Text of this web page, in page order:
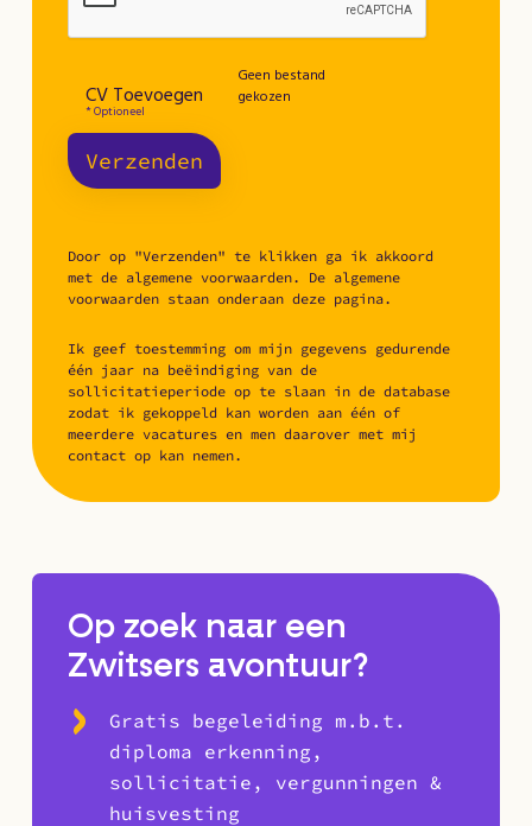
CV Toevoegen
Geen bestand
gekozen
Verzenden
* Optioneel
Door op "Verzenden" te klikken ga ik akkoord
met de algemene voorwaarden. De algemene
voorwaarden staan onderaan deze pagina.
Ik geef toestemming om mijn gegevens gedurende
één jaar na beëindiging van de
sollicitatieperiode op te slaan in de database
zodat ik gekoppeld kan worden aan één of
meerdere vacatures en men daarover met mij
contact op kan nemen.
Op zoek naar een
Zwitsers avontuur?
Gratis begeleiding m.b.t.
diploma erkenning,
sollicitatie, vergunningen &
huisvesting